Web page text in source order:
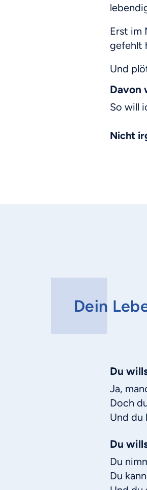
Erst im
gefehlt
Und
Davon
So will
Nicht
Dein
Du
Ja,
Doch
Und du
Du
Du
Du